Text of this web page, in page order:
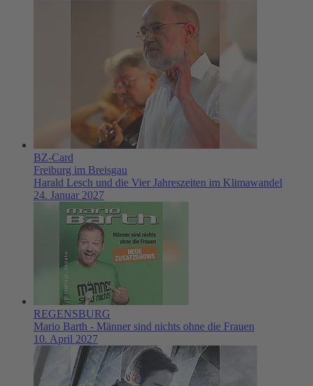
BZ-Card
Freiburg im Breisgau
Harald Lesch und die Vier Jahreszeiten im Klimawandel
24. Januar 2027
REGENSBURG
Mario Barth - Männer sind nichts ohne die Frauen
10. April 2027